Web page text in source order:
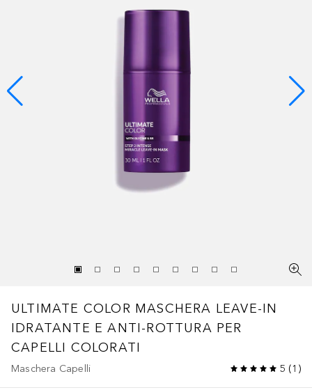
ULTIMATE COLOR MASCHERA LEAVE-IN
IDRATANTE E ANTI-ROTTURA PER
CAPELLI COLORATI
Maschera Capelli 5 (1 )